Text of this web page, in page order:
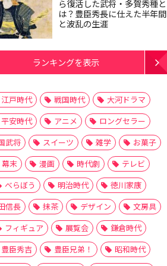
ら復活した武将・多賀秀種と
は？豊臣秀長に仕えた半年間
と波乱の生涯
ランキングを表示
江戸時代 戦国時代
大河ドラマ
平安時代
アニメ
ロングセラー
武将
スイーツ 雑学
お菓子
幕末
漫画 時代劇
テレビ
べらぼう
明治時代
徳川家康
信長
抹茶 デザイン
文房具
フィギュア
展覧会
鎌倉時代
豊臣秀吉
豊臣兄弟！
昭和時代